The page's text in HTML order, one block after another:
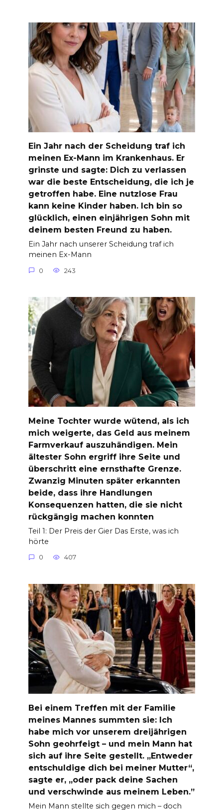
Ein Jahr nach der Scheidung traf ich
meinen Ex-Mann im Krankenhaus. Er
grinste und sagte: Dich zu verlassen
war die beste Entscheidung, die ich je
getroffen habe. Eine nutzlose Frau
kann keine Kinder haben. Ich bin so
glücklich, einen einjährigen Sohn mit
deinem besten Freund zu haben.
Ein Jahr nach unserer Scheidung traf ich
meinen Ex-Mann
0 243
Meine Tochter wurde wütend, als ich
mich weigerte, das Geld aus meinem
Farmverkauf auszuhändigen. Mein
ältester Sohn ergriff ihre Seite und
überschritt eine ernsthafte Grenze.
Zwanzig Minuten später erkannten
beide, dass ihre Handlungen
Konsequenzen hatten, die sie nicht
rückgängig machen konnten
Teil 1: Der Preis der Gier Das Erste, was ich
hörte
0 407
Bei einem Treffen mit der Familie
meines Mannes summten sie: Ich
habe mich vor unserem dreijährigen
Sohn geohrfeigt – und mein Mann hat
sich auf ihre Seite gestellt. „Entweder
entschuldige dich bei meiner Mutter“,
sagte er, „oder pack deine Sachen
und verschwinde aus meinem Leben.”
Mein Mann stellte sich gegen mich – doch